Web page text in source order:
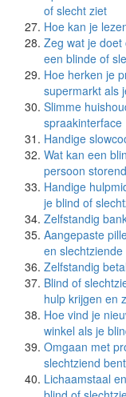
of slecht ziet
Hoe kan je
Zeg wat je
een blinde of
Hoe herken je
supermarkt als
Slimme
spraakinterface
Handige
Wat kan een
persoon
Handige
je blind of
Zelfstandig
Aangepaste
en
Zelfstandig
Blind of
hulp krijgen en
Hoe vind je
winkel als je
Omgaan met
slechtziend bent
Lichaamstaal